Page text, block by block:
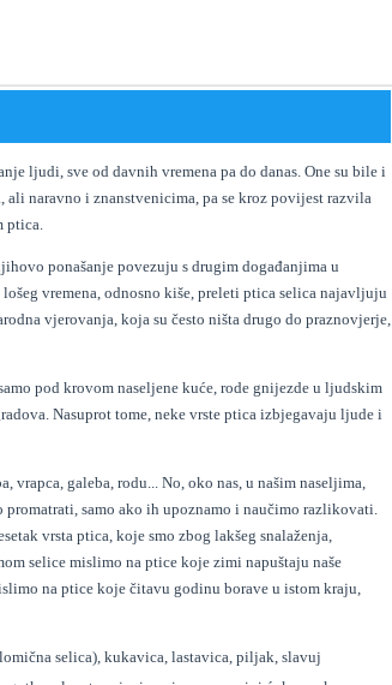
ljudi, sve od davnih vremena pa do danas. One su bile i
naravno i znanstvenicima, pa se kroz povijest razvila
ptica.
ponašanje povezuju s drugim događanjima u
vremena, odnosno kiše, preleti ptica selica najavljuju
vjerovanja, koja su često ništa drugo do praznovjerje,
pod krovom naseljene kuće, rode gnijezde u ljudskim
Nasuprot tome, neke vrste ptica izbjegavaju ljude i
galeba, rodu... No, oko nas, u našim naseljima,
samo ako ih upoznamo i naučimo razlikovati.
vrsta ptica, koje smo zbog lakšeg snalaženja,
selice mislimo na ptice koje zimi napuštaju naše
na ptice koje čitavu godinu borave u istom kraju,
selica), kukavica, lastavica, piljak, slavuj